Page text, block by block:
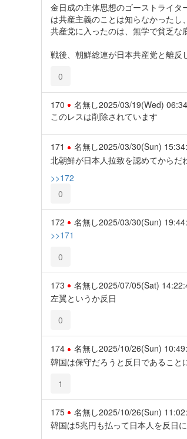
金日成の主体思想のゴーストライ
は共産主義のことは知らなかったし
共産党に入ったのは、無学で貧乏な
戦後、朝鮮総連が日本共産党と離反
0
170 名無し2025/03/19(Wed)
このレスは削除されています
171 名無し2025/03/30(Sun)
北朝鮮が日本人拉致を認めてからだ
>>172
0
172 名無し2025/03/30(Sun)
>>171
0
173 名無し2025/07/05(Sat)
左翼というか反日
0
174 名無し2025/10/26(Sun)
韓国は保守だろうと反日であること
1
175 名無し2025/10/26(Sun)
韓国は5兆円も払って日本人を反日